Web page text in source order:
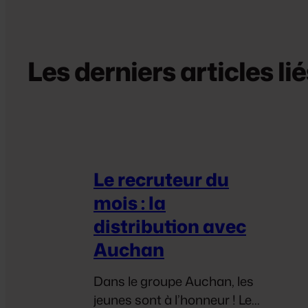
Les derniers articles
Le recruteur du
mois : la
distribution avec
Auchan
Dans le groupe Auchan, les
jeunes sont à l’honneur ! Le